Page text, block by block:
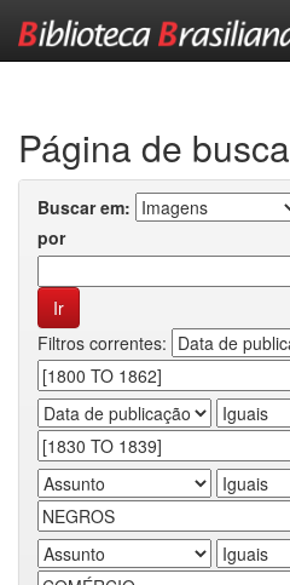
Página de busca
Buscar em:
por
Filtros correntes: